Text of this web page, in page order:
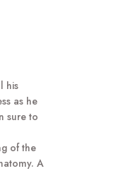
his
as he
sure to
of the
A